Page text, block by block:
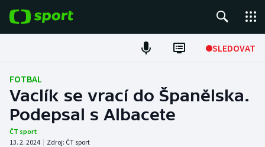
SLEDOVAT
Fotbal
Hokej
Tenis
FOTBAL
Vaclík se vrací do Španělska.
Podepsal s Albacete
ČT sport
13. 2. 2024 | Zdroj: ČT sport